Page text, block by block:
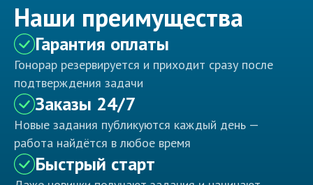
Наши преимущества
Гарантия оплаты
Гонорар резервируется и приходит сразу после
подтверждения задачи
Заказы 24/7
Новые задания публикуются каждый день —
работа найдётся в любое время
Быстрый старт